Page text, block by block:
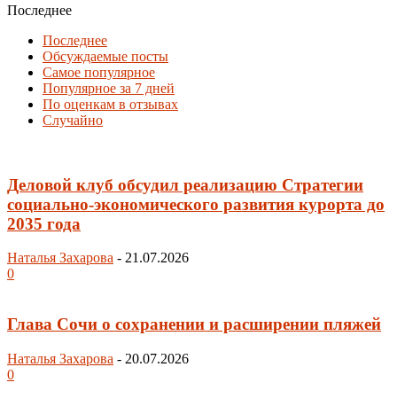
Последнее
Последнее
Обсуждаемые посты
Самое популярное
Популярное за 7 дней
По оценкам в отзывах
Случайно
Деловой клуб обсудил реализацию Стратегии
социально-экономического развития курорта до
2035 года
Наталья Захарова - 21.07.2026
0
Глава Сочи о сохранении и расширении пляжей
Наталья Захарова - 20.07.2026
0